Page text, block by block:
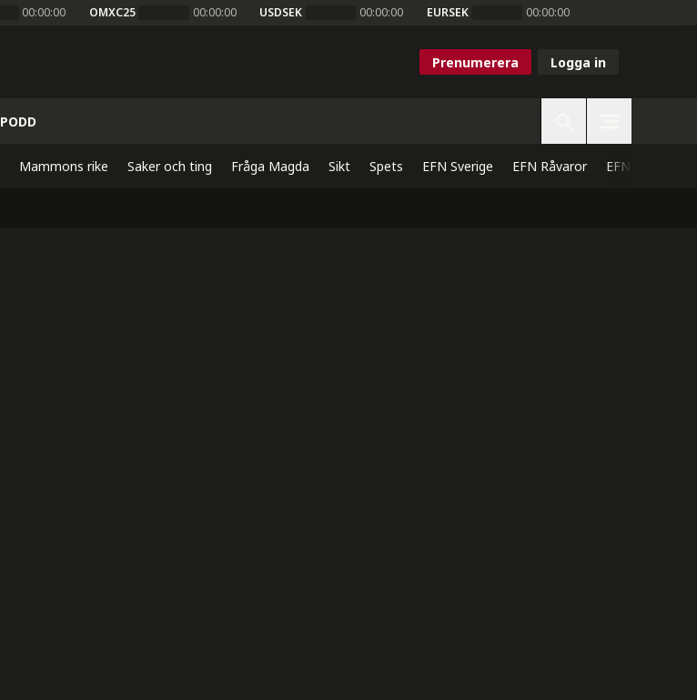
00:00:00 OMXC25 00:00:00 USDSEK 00:00:00 EURSEK 00:00:00
Prenumerera Logga in
PODD
Mammons rike Saker och ting Fråga Magda Sikt Spets EFN Sverige EFN Råvaror EFN Direkt